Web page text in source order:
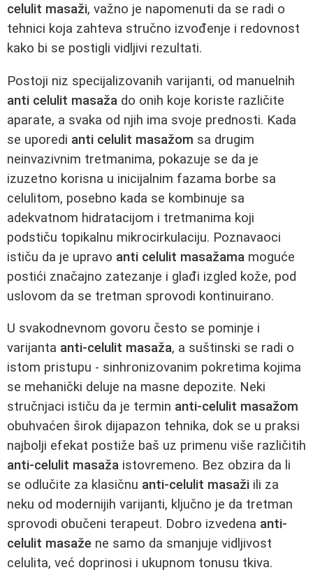
celulit masaži, važno je napomenuti da se radi o
tehnici koja zahteva stručno izvođenje i redovnost
kako bi se postigli vidljivi rezultati.
Postoji niz specijalizovanih varijanti, od manuelnih
anti celulit masaža do onih koje koriste različite
aparate, a svaka od njih ima svoje prednosti. Kada
se uporedi anti celulit masažom sa drugim
neinvazivnim tretmanima, pokazuje se da je
izuzetno korisna u inicijalnim fazama borbe sa
celulitom, posebno kada se kombinuje sa
adekvatnom hidratacijom i tretmanima koji
podstiču topikalnu mikrocirkulaciju. Poznavaoci
ističu da je upravo anti celulit masažama moguće
postići značajno zatezanje i glađi izgled kože, pod
uslovom da se tretman sprovodi kontinuirano.
U svakodnevnom govoru često se pominje i
varijanta anti-celulit masaža, a suštinski se radi o
istom pristupu - sinhronizovanim pokretima kojima
se mehanički deluje na masne depozite. Neki
stručnjaci ističu da je termin anti-celulit masažom
obuhvaćen širok dijapazon tehnika, dok se u praksi
najbolji efekat postiže baš uz primenu više različitih
anti-celulit masaža istovremeno. Bez obzira da li
se odlučite za klasičnu anti-celulit masaži ili za
neku od modernijih varijanti, ključno je da tretman
sprovodi obučeni terapeut. Dobro izvedena anti-
celulit masaže ne samo da smanjuje vidljivost
celulita, već doprinosi i ukupnom tonusu tkiva.